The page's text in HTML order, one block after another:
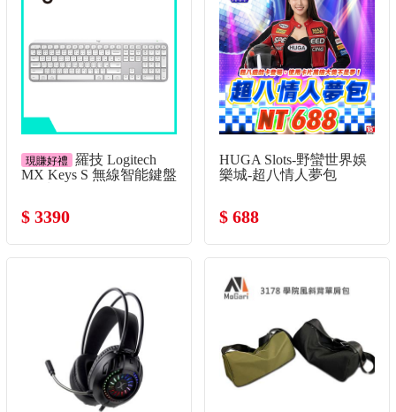
現賺好禮
羅技 Logitech
MX Keys S 無線智能鍵盤
$ 3390
HUGA Slots-野蠻世界娛
樂城-超八情人夢包
$ 688